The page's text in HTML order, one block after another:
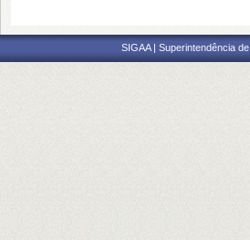
SIGAA | Superintendência